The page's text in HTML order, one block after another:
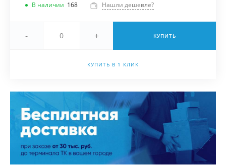
В наличии 168 Нашли дешевле?
- + КУПИТЬ
КУПИТЬ В 1 КЛИК